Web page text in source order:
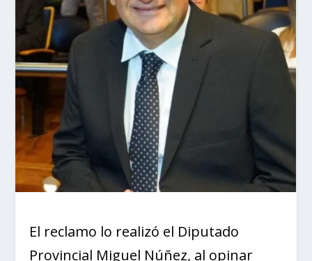
El reclamo lo realizó el Diputado
Provincial Miguel Núñez, al opinar